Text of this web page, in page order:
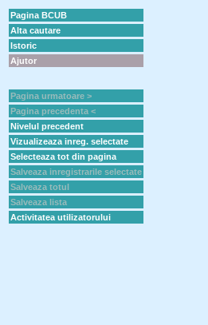
Pagina BCUB
Alta cautare
Istoric
Ajutor
Pagina urmatoare >
Pagina precedenta <
Nivelul precedent
Vizualizeaza inreg. selectate
Selecteaza tot din pagina
Salveaza inregistrarile selectate
Salveaza totul
Salveaza lista
Activitatea utilizatorului